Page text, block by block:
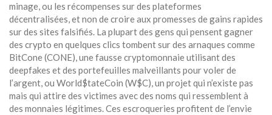
minage, ou les récompenses sur des plateformes
décentralisées, et non de croire aux promesses de gains rapides
sur des sites falsifiés. La plupart des gens qui pensent gagner
des crypto en quelques clics tombent sur des arnaques comme
BitCone (CONE),une fausse cryptomonnaie utilisant des
deepfakes et des portefeuilles malveillants pour voler de
l’argent, ou World$tateCoin (W$C),un projet qui n’existe pas
mais qui attire des victimes avec des noms qui ressemblent à
des monnaies légitimes. Ces escroqueries profitent de l’envie